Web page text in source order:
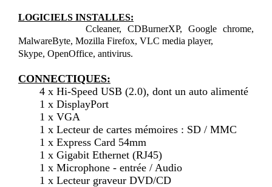
LOGICIELS INSTALLES:
Ccleaner, CDBurnerXP, Google chrome,
MalwareByte, Mozilla Firefox, VLC media player,
Skype, OpenOffice, antivirus.
CONNECTIQUES:
4 x Hi-Speed USB (2.0), dont un auto alimenté
1 x DisplayPort
1 x VGA
1 x Lecteur de cartes mémoires : SD / MMC
1 x Express Card 54mm
1 x Gigabit Ethernet (RJ45)
1 x Microphone - entrée / Audio
1 x Lecteur graveur DVD/CD